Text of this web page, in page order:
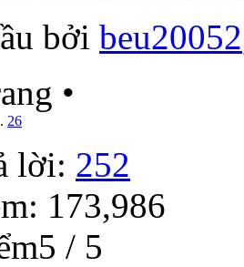
bởi beu20052
•
26
lời: 252
173,986
/ 5